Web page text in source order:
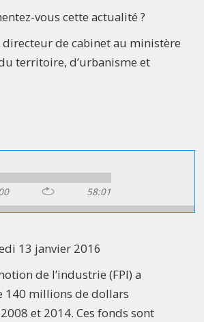
vous cette actualité ?
directeur de cabinet au ministère
territoire, d’urbanisme et
58:01
13 janvier 2016
de l’industrie (FPI) a
140 millions de dollars
et 2014. Ces fonds sont